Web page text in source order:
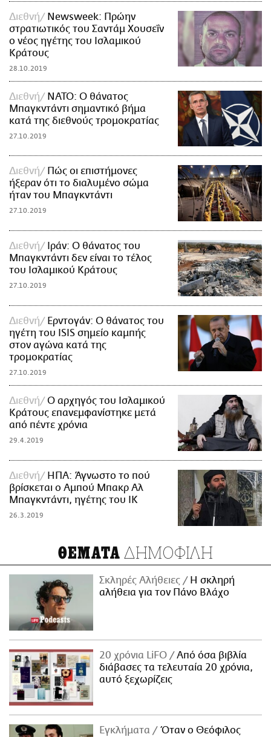
Διεθνή
Newsweek: Πρώην
στρατιωτικός του Σαντάμ Χουσεΐν
ο νέος ηγέτης του Ισλαμικού
Κράτους
28.10.2019
Διεθνή
NATO: Ο θάνατος
Μπαγκντάντι σημαντικό βήμα
κατά της διεθνούς τρομοκρατίας
27.10.2019
Διεθνή
Πώς οι επιστήμονες
ήξεραν ότι το διαλυμένο σώμα
ήταν του Μπαγκντάντι
27.10.2019
Διεθνή
Ιράν: Ο θάνατος του
Μπαγκντάντι δεν είναι το τέλος
του Ισλαμικού Κράτους
27.10.2019
Διεθνή
Ερντογάν: Ο θάνατος του
ηγέτη του ISIS σημείο καμπής
στον αγώνα κατά της
τρομοκρατίας
27.10.2019
Διεθνή
Ο αρχηγός του Ισλαμικού
Κράτους επανεμφανίστηκε μετά
από πέντε χρόνια
29.4.2019
Διεθνή
ΗΠΑ: Άγνωστο το πού
βρίσκεται ο Αμπού Μπακρ Αλ
Μπαγκντάντι, ηγέτης του ΙΚ
26.3.2019
ΘΕΜΑΤΑ ΔΗΜΟΦΙΛΗ
Σκληρές Αλήθειες
H σκληρή
αλήθεια για τον Πάνο Βλάχο
20 χρόνια LiFO
Από όσα βιβλία
διάβασες τα τελευταία 20 χρόνια,
αυτό ξεχωρίζεις
Εγκλήματα
Όταν ο Θεόφιλος